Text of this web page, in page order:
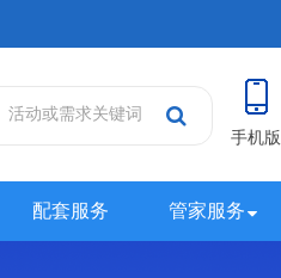
手机版
配套服务 管家服务